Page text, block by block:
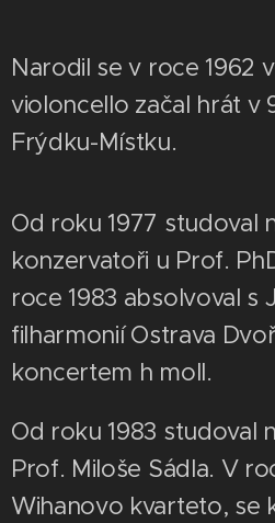
Narodil se v roce 1962
violoncello začal hrát v
Frýdku-Místku.
Od roku 1977 studoval
konzervatoři u Prof.
roce 1983 absolvoval s
filharmonií Ostrava
koncertem h moll.
Od roku 1983 studoval
Prof. Miloše Sádla. V
Wihanovo kvarteto, se